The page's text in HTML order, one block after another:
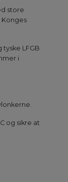
store
LFGB
i
og sikre at